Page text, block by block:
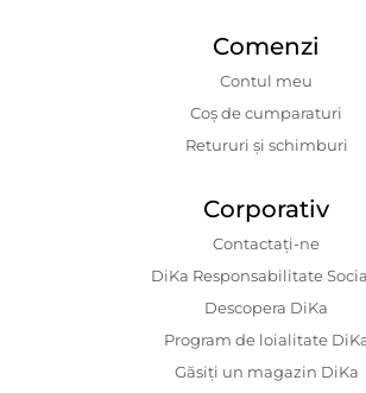
Comenzi
Contul meu
Coș de cumparaturi
Retururi și schimburi
Corporativ
Contactaţi-ne
DiKa Responsabilitate
Descopera DiKa
Program de loialitate
Găsiți un magazin DiKa